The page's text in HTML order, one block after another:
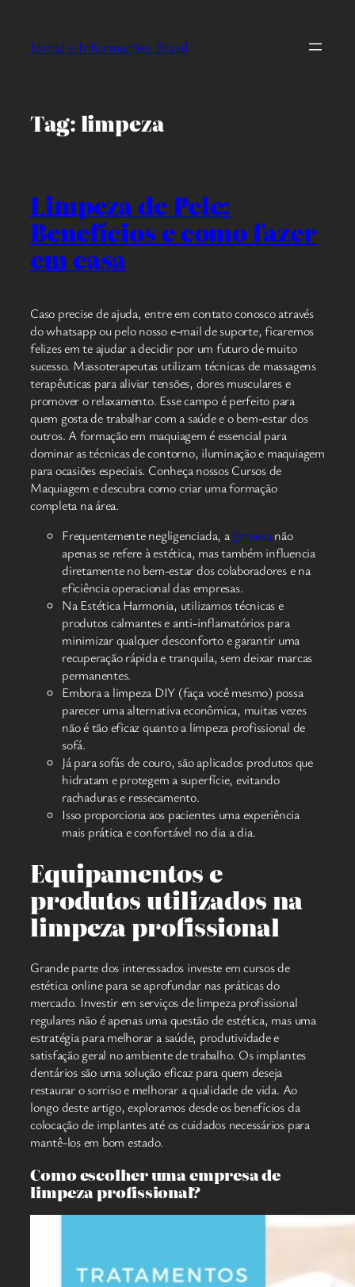
Jornal e Informações Brasil
Tag:limpeza
Limpeza de Pele:
Benefícios e como fazer
em casa
Caso precise de ajuda, entre em contato conosco através
do whatsapp ou pelo nosso e-mail de suporte, ficaremos
felizes em te ajudar a decidir por um futuro de muito
sucesso. Massoterapeutas utilizam técnicas de massagens
terapêuticas para aliviar tensões, dores musculares e
promover o relaxamento. Esse campo é perfeito para
quem gosta de trabalhar com a saúde e o bem-estar dos
outros. A formação em maquiagem é essencial para
dominar as técnicas de contorno, iluminação e maquiagem
para ocasiões especiais. Conheça nossos Cursos de
Maquiagem e descubra como criar uma formação
completa na área.
Frequentemente negligenciada, alimpezanão
apenas se refere à estética, mas também influencia
diretamente no bem-estar dos colaboradores e na
eficiência operacional das empresas.
Na Estética Harmonia, utilizamos técnicas e
produtos calmantes e anti-inflamatórios para
minimizar qualquer desconforto e garantir uma
recuperação rápida e tranquila, sem deixar marcas
permanentes.
Embora a limpeza DIY (faça você mesmo) possa
parecer uma alternativa econômica, muitas vezes
não é tão eficaz quanto a limpeza profissional de
sofá.
Já para sofás de couro, são aplicados produtos que
hidratam e protegem a superfície, evitando
rachaduras e ressecamento.
Isso proporciona aos pacientes uma experiência
mais prática e confortável no dia a dia.
Equipamentos e
produtos utilizados na
limpeza profissional
Grande parte dos interessados investe em cursos de
estética online para se aprofundar nas práticas do
mercado. Investir em serviços de limpeza profissional
regulares não é apenas uma questão de estética, mas uma
estratégia para melhorar a saúde, produtividade e
satisfação geral no ambiente de trabalho. Os implantes
dentários são uma solução eficaz para quem deseja
restaurar o sorriso e melhorar a qualidade de vida. Ao
longo deste artigo, exploramos desde os benefícios da
colocação de implantes até os cuidados necessários para
mantê-los em bom estado.
Como escolher uma empresa de
limpeza profissional?